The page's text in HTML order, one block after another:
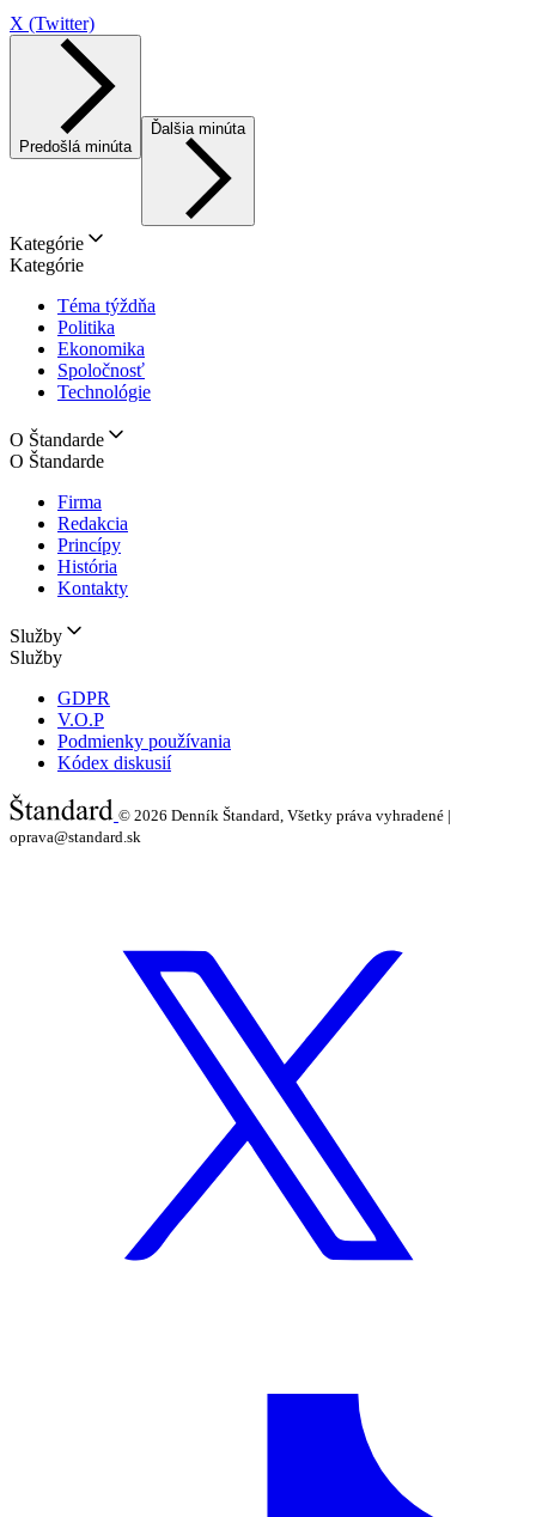
X (Twitter)
Predošlá minúta
Ďalšia minúta
Kategórie
Kategórie
Téma týždňa
Politika
Ekonomika
Spoločnosť
Technológie
O Štandarde
O Štandarde
Firma
Redakcia
Princípy
História
Kontakty
Služby
Služby
GDPR
V.O.P
Podmienky používania
Kódex diskusií
© 2026 Denník Štandard, Všetky práva vyhradené |
oprava@standard.sk